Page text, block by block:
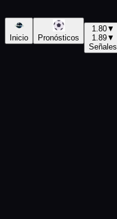
Inicio Pronósticos
1.80▼
1.89▼
Señales